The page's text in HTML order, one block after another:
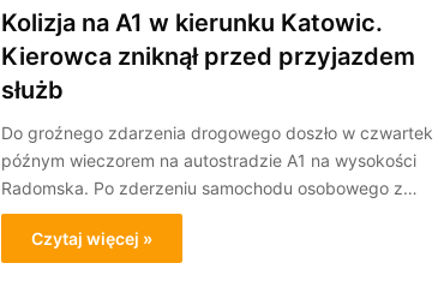
Kolizja na A1 w kierunku Katowic.
Kierowca zniknął przed przyjazdem
służb
Do groźnego zdarzenia drogowego doszło w czwartek
późnym wieczorem na autostradzie A1 na wysokości
Radomska. Po zderzeniu samochodu osobowego z…
Czytaj więcej »